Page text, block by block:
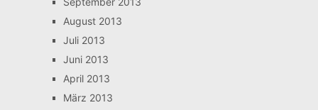
August 2013
Juli 2013
Juni 2013
April 2013
März 2013